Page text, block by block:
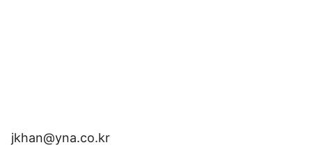
jkhan@yna.co.kr